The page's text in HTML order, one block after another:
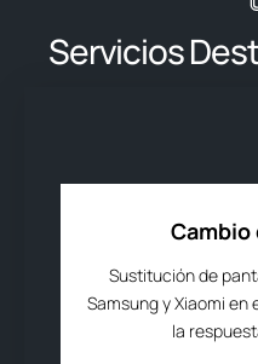
Servicios
Cambio
Sustitución de
Samsung y Xiaomi en
la